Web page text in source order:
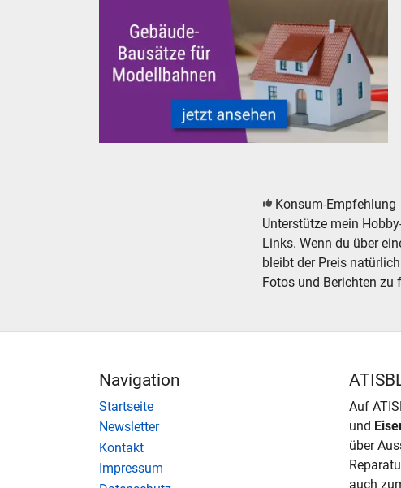
Konsum-Empfehlung
Unterstütze mein
Links. Wenn du über
bleibt der Preis
Fotos und Berichten zu
Navigation
Startseite
Newsletter
Kontakt
Impressum
Auf
und
über
auch